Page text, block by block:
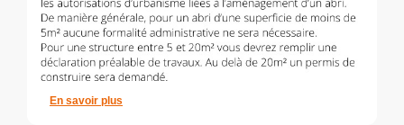
En savoir plus